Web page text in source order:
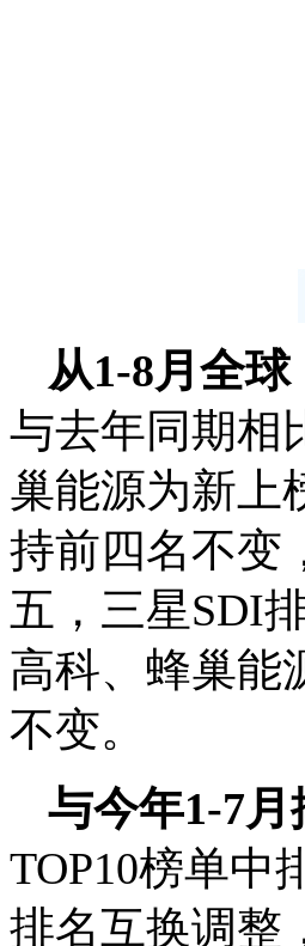
从1-8月全
与去年同期相
巢能源为新上
持前四名不变
五，三星SDI
高科、蜂巢能
不变。
与今年1-7月
TOP10榜单中
排名互换调整